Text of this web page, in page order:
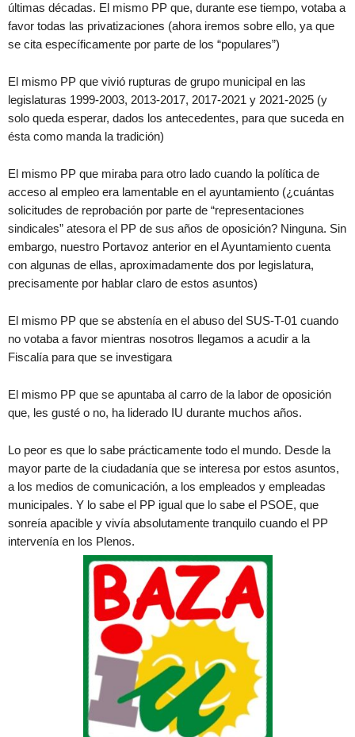
últimas décadas. El mismo PP que, durante ese tiempo, votaba a
favor todas las privatizaciones (ahora iremos sobre ello, ya que
se cita específicamente por parte de los “populares”)
El mismo PP que vivió rupturas de grupo municipal en las
legislaturas 1999-2003, 2013-2017, 2017-2021 y 2021-2025 (y
solo queda esperar, dados los antecedentes, para que suceda en
ésta como manda la tradición)
El mismo PP que miraba para otro lado cuando la política de
acceso al empleo era lamentable en el ayuntamiento (¿cuántas
solicitudes de reprobación por parte de “representaciones
sindicales” atesora el PP de sus años de oposición? Ninguna. Sin
embargo, nuestro Portavoz anterior en el Ayuntamiento cuenta
con algunas de ellas, aproximadamente dos por legislatura,
precisamente por hablar claro de estos asuntos)
El mismo PP que se abstenía en el abuso del SUS-T-01 cuando
no votaba a favor mientras nosotros llegamos a acudir a la
Fiscalía para que se investigara
El mismo PP que se apuntaba al carro de la labor de oposición
que, les gusté o no, ha liderado IU durante muchos años.
Lo peor es que lo sabe prácticamente todo el mundo. Desde la
mayor parte de la ciudadanía que se interesa por estos asuntos,
a los medios de comunicación, a los empleados y empleadas
municipales. Y lo sabe el PP igual que lo sabe el PSOE, que
sonreía apacible y vivía absolutamente tranquilo cuando el PP
intervenía en los Plenos.